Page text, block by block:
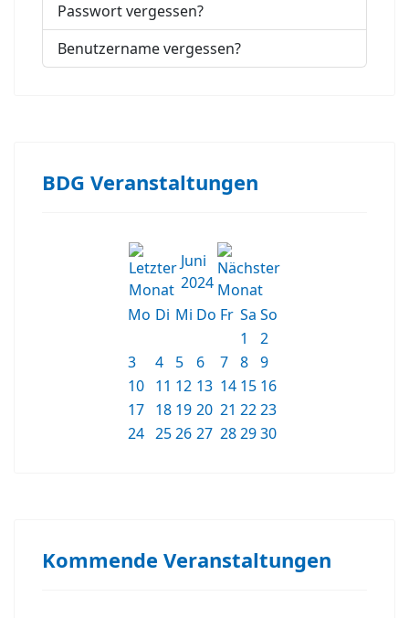
Passwort vergessen?
Benutzername vergessen?
BDG Veranstaltungen
Juni
2024
Mo Di Mi Do Fr Sa So
1
2
3
4 5 6 7 8 9
10 11 12 13 14 15 16
17 18 19 20 21 2223
24 2526 27 282930
Kommende Veranstaltungen